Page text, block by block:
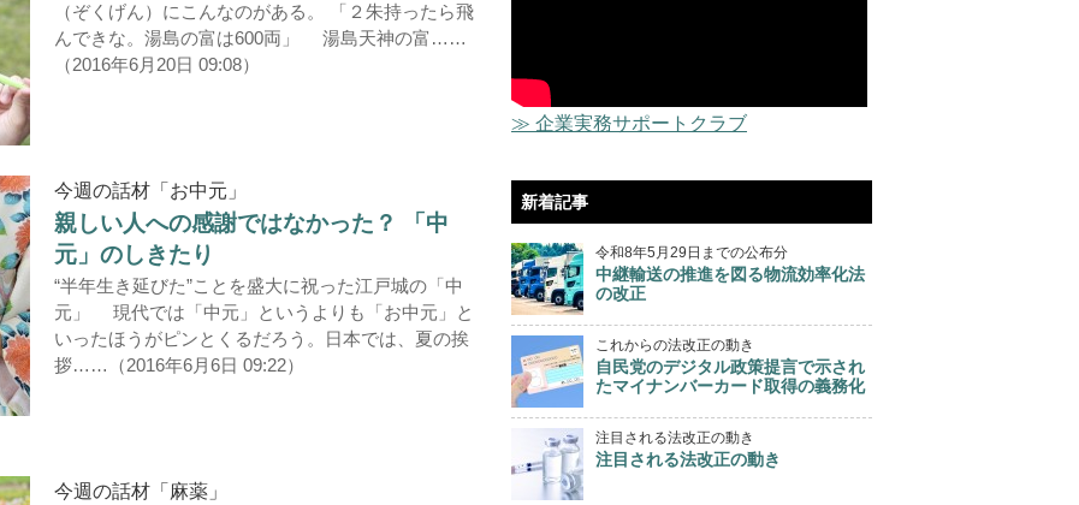
（ぞくげん）にこんなのがある。 「２朱持ったら飛
んできな。湯島の富は600両」 湯島天神の富……
（2016年6月20日 09:08）
今週の話材「お中元」
親しい人への感謝ではなかった？ 「中
元」のしきたり
“半年生き延びた”ことを盛大に祝った江戸城の「中
元」 現代では「中元」というよりも「お中元」と
いったほうがピンとくるだろう。日本では、夏の挨
拶……（2016年6月6日 09:22）
今週の話材「麻薬」
≫ 企業実務サポートクラブ
新着記事
令和8年5月29日までの公布分
中継輸送の推進を図る物流効率化法
の改正
これからの法改正の動き
自民党のデジタル政策提言で示され
たマイナンバーカード取得の義務化
注目される法改正の動き
注目される法改正の動き